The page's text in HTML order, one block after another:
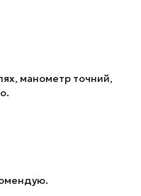
манометр точний,